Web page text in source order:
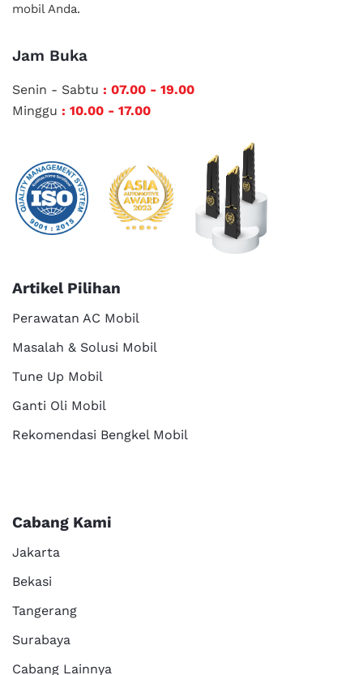
mobil Anda.
Jam Buka
Senin - Sabtu : 07.00 - 19.00
Minggu : 10.00 - 17.00
Artikel Pilihan
Perawatan AC Mobil
Masalah & Solusi Mobil
Tune Up Mobil
Ganti Oli Mobil
Rekomendasi Bengkel Mobil
Cabang Kami
Jakarta
Bekasi
Tangerang
Surabaya
Cabang Lainnya